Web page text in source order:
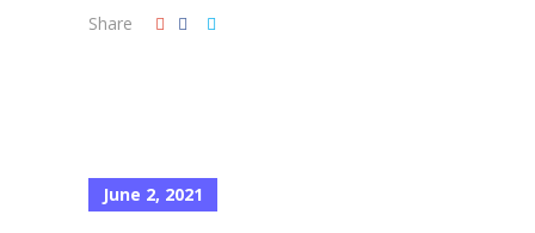
Share
June 2, 2021